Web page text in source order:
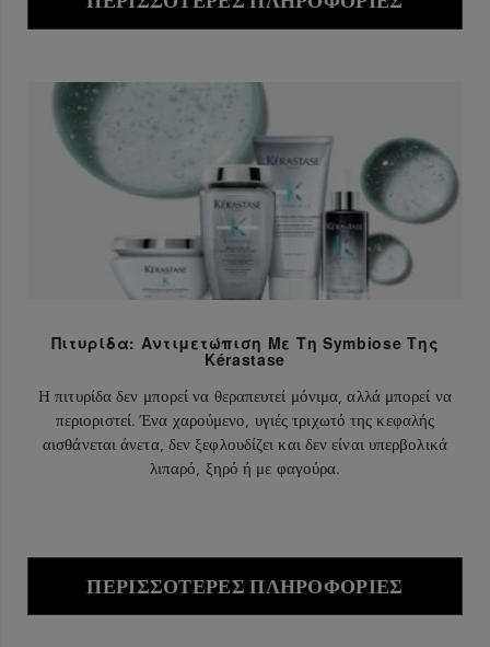
Πιτυρίδα: Αντιμετώπιση Με Τη Symbiose Της
Kérastase
Η πιτυρίδα δεν μπορεί να θεραπευτεί μόνιμα, αλλά μπορεί να
περιοριστεί. Ένα χαρούμενο, υγιές τριχωτό της κεφαλής
αισθάνεται άνετα, δεν ξεφλουδίζει και δεν είναι υπερβολικά
λιπαρό, ξηρό ή με φαγούρα.
ΠΕΡΙΣΣΌΤΕΡΕΣ ΠΛΗΡΟΦΟΡΊΕΣ